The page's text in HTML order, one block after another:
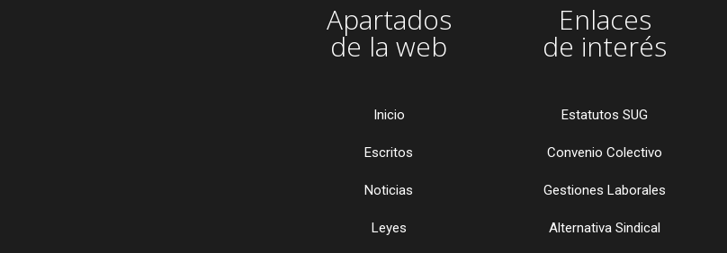
Apartados
de la web
Inicio
Escritos
Noticias
Leyes
Enlaces
de interés
Estatutos SUG
Convenio Colectivo
Gestiones Laborales
Alternativa Sindical